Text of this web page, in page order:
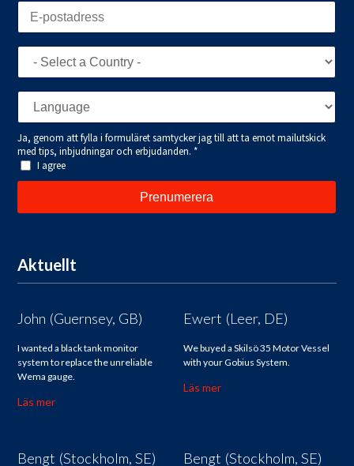
Aktuellt
John (Guernsey, GB)
I wanted a black tank monitor
system to replace the unreliable
Wema gauge.
Läs mer
Ewert (Leer, DE)
We buyed a Skilsö 35 Motor Vessel
with your Gobius System.
Läs mer
Bengt (Stockholm, SE) Bengt (Stockholm, SE)